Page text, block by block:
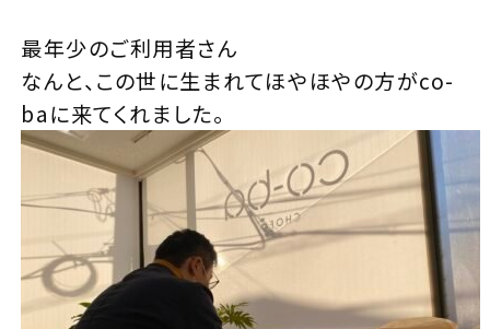
最年少のご利用者さん
なんと、この世に生まれてほやほやの方がco-
baに来てくれました。